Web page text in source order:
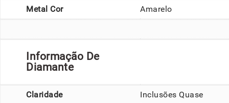
Metal Cor Amarelo
Informação De
Diamante
Claridade
Inclusões Quase